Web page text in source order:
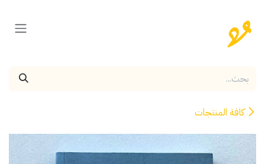
كافة المنتجات